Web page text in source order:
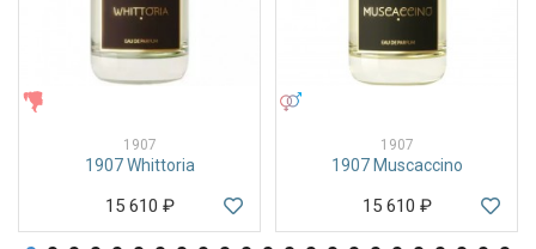
1907
1907 Whittoria
15 610 ₽
1907
1907 Muscaccino
15 610 ₽